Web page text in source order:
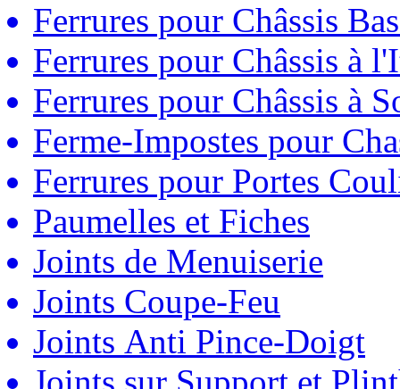
Ferrures pour Châssis
Ferrures pour Châssis à
Ferrures pour Châssis à
Ferme-Impostes pour
Ferrures pour Portes
Paumelles et Fiches
Joints de Menuiserie
Joints Coupe-Feu
Joints Anti Pince-Doigt